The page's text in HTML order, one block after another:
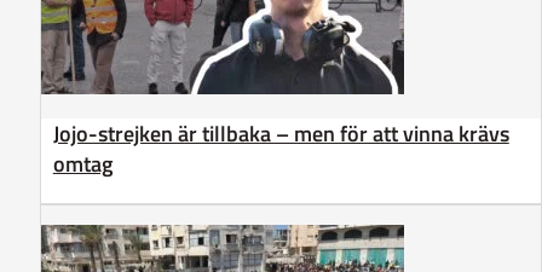
Jojo-strejken är tillbaka – men för att vinna krävs
omtag